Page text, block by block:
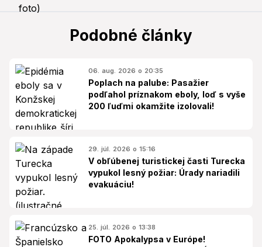
Podobné články
06. aug. 2026 o 20:35
Poplach na palube: Pasažier
podľahol príznakom eboly, loď s vyše
200 ľuďmi okamžite izolovali!
29. júl. 2026 o 15:16
V obľúbenej turistickej časti Turecka
vypukol lesný požiar: Úrady nariadili
evakuáciu!
25. júl. 2026 o 13:38
FOTO Apokalypsa v Európe!